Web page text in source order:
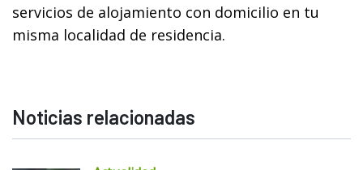
servicios de alojamiento con domicilio en tu
misma localidad de residencia.
Noticias relacionadas